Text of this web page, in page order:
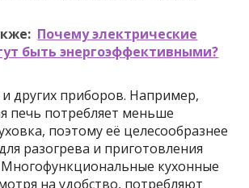
Почему электрические
быть энергоэффективными?
и других приборов. Например,
печь потребляет меньше
поэтому её целесообразнее
разогрева и приготовления
кухонные
на удобство, потребляют